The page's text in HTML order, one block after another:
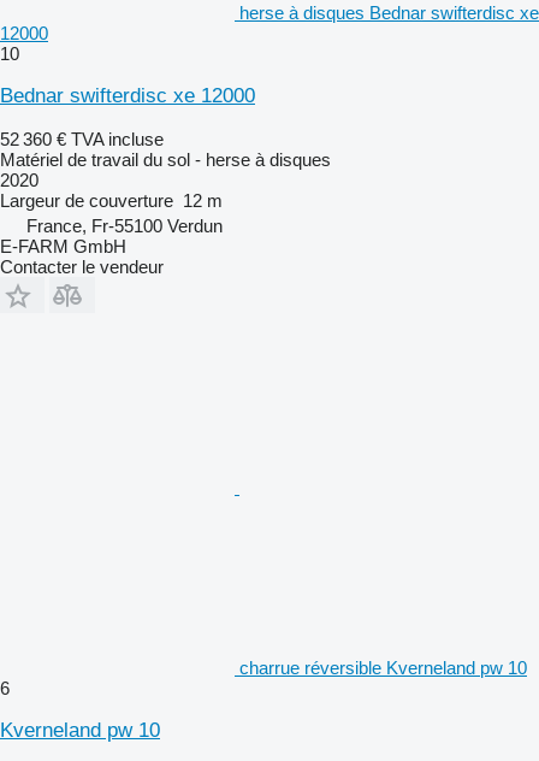
herse à disques Bednar swifterdisc xe
12000
10
Bednar swifterdisc xe 12000
52 360 € TVA incluse
Matériel de travail du sol - herse à disques
2020
Largeur de couverture 12 m
France, Fr-55100 Verdun
E-FARM GmbH
Contacter le vendeur
charrue réversible Kverneland pw 10
6
Kverneland pw 10